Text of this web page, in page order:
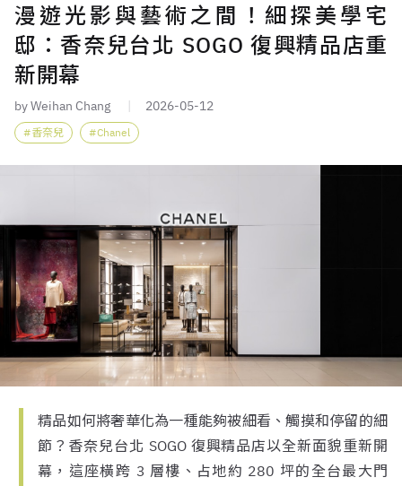
漫遊光影與藝術之間！細探美學宅
邸：香奈兒台北 SOGO 復興精品店重
新開幕
by Weihan Chang 2026-05-12
香奈兒 Chanel
精品如何將奢華化為一種能夠被細看、觸摸和停留的細
節？香奈兒台北 SOGO 復興精品店以全新面貌重新開
幕，這座橫跨 3 層樓、占地約 280 坪的全台最大門